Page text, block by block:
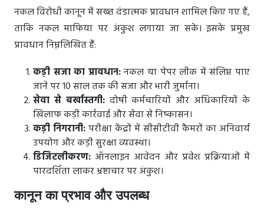
नकल विरोधी कानून में सख्त दंडात्मक प्रावधान शामिल किए गए हैं,
ताकि नकल माफिया पर अंकुश लगाया जा सके। इसके प्रमुख
प्रावधान निम्नलिखित हैं:
कड़ी सजा का प्रावधान:नकल या पेपर लीक में संलिप्त पाए
जाने पर 10 साल तक की सजा और भारी जुर्माना।
सेवा से बर्खास्तगी:दोषी कर्मचारियों और अधिकारियों के
खिलाफ कड़ी कार्रवाई और सेवा से निष्कासन।
कड़ी निगरानी:परीक्षा केंद्रों में सीसीटीवी कैमरों का अनिवार्य
उपयोग और कड़ी सुरक्षा व्यवस्था।
डिजिटलीकरण: ऑनलाइन आवेदन और प्रवेश प्रक्रियाओं में
पारदर्शिता लाकर भ्रष्टाचार पर अंकुश।
कानून का प्रभाव और उपलब्ध